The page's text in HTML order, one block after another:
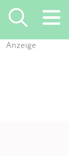
Anzeige